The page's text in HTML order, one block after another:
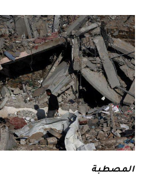
المصطبة